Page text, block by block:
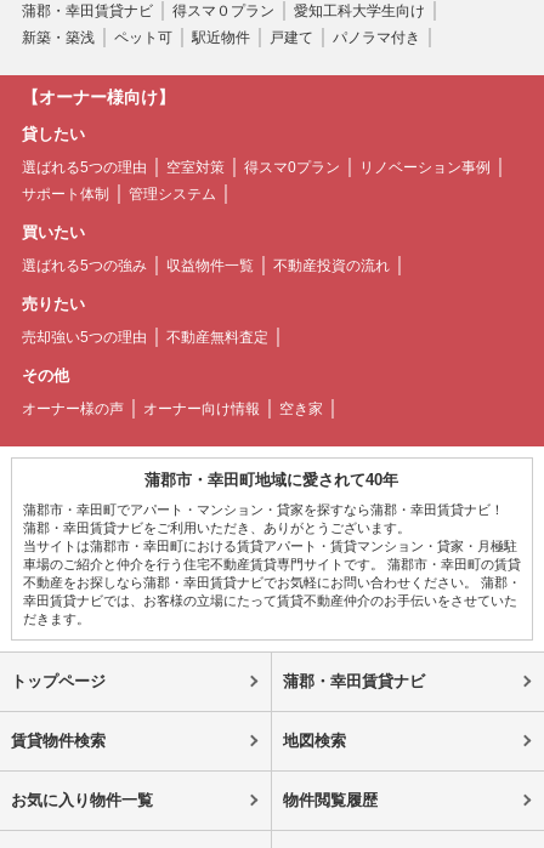
蒲郡・幸田賃貸ナビ 得スマ０プラン
愛知工科大学生向け
新築・築浅
ペット可 駅近物件 戸建て パノラマ付き
【オーナー様向け】
貸したい
選ばれる5つの理由 空室対策 得スマ0プラン
リノベーション事例
サポート体制
管理システム
買いたい
選ばれる5つの強み 収益物件一覧 不動産投資の流れ
売りたい
売却強い5つの理由 不動産無料査定
その他
オーナー様の声 オーナー向け情報 空き家
蒲郡市・幸田町地域に愛されて40年
蒲郡市・幸田町でアパート・マンション・貸家を探すなら蒲郡・幸田賃貸ナビ！
蒲郡・幸田賃貸ナビをご利用いただき、ありがとうございます。
当サイトは蒲郡市・幸田町における賃貸アパート・賃貸マンション・貸家・月極駐
車場のご紹介と仲介を行う住宅不動産賃貸専門サイトです。 蒲郡市・幸田町の賃貸
不動産をお探しなら蒲郡・幸田賃貸ナビでお気軽にお問い合わせください。 蒲郡・
幸田賃貸ナビでは、お客様の立場にたって賃貸不動産仲介のお手伝いをさせていた
だきます。
トップページ 蒲郡・幸田賃貸ナビ
賃貸物件検索 地図検索
お気に入り物件一覧 物件閲覧履歴